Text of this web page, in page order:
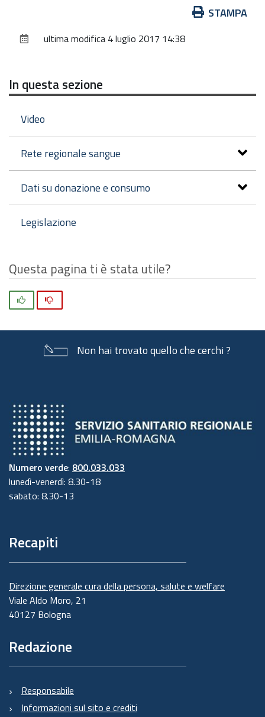
alle
dimensioni
documento
STAMPA
ultima modifica 4 luglio 2017 14:38
In questa sezione
Video
Rete regionale sangue
Dati su donazione e consumo
Legislazione
Questa pagina ti è stata utile?
Non hai trovato quello che cerchi ?
Numero verde: 800.033.033
lunedì-venerdì: 8.30-18
sabato: 8.30-13
Recapiti
Direzione generale cura della persona, salute e welfare
Viale Aldo Moro, 21
40127 Bologna
Redazione
Responsabile
Informazioni sul sito e crediti